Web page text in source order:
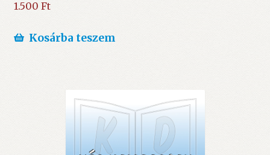
1.500 Ft
Kosárba teszem